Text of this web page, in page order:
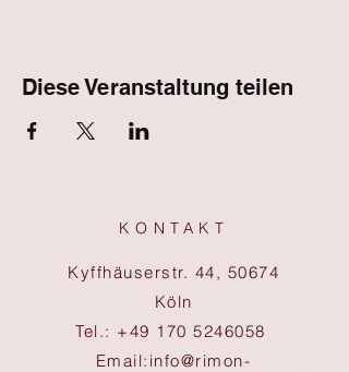
Diese Veranstaltung teilen
KONTAKT
Kyffhäuserstr. 44, 50674
Köln
Tel.: +49 170 5246058
Email: info@rimon-